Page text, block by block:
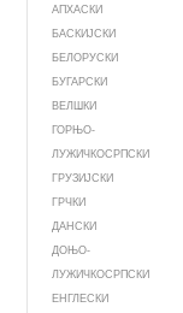
АПХАСКИ
БАСКИЈСКИ
БЕЛОРУСКИ
БУГАРСКИ
ВЕЛШКИ
ГОРЊО­
ЛУЖИЧКОСРПСКИ
ГРУЗИЈСКИ
ГРЧКИ
ДАНСКИ
ДОЊО­
ЛУЖИЧКОСРПСКИ
ЕНГЛЕСКИ